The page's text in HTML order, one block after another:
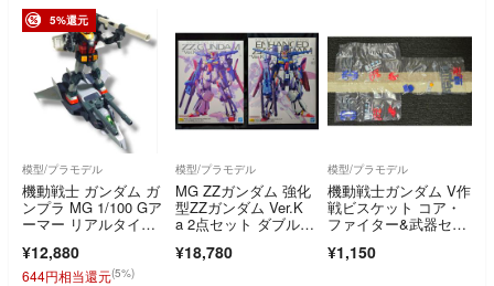
5%還元
模型/プラモデル
機動戦士 ガンダム ガ
ンプラ MG 1/100 Gア
ーマー リアルタイ
¥12,880
644円相当還元(5%)
模型/プラモデル
MG ZZガンダム 強化
型ZZガンダム Ver.K
a 2点セット ダブルゼ
¥18,780
模型/プラモデル
機動戦士ガンダム V作
戦ビスケット コア・
ファイター&武器セッ
1
¥1,150